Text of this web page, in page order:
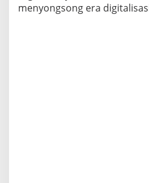
menyongsong era